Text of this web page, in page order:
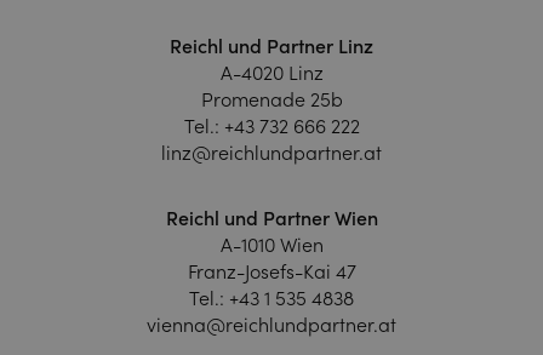
Reichl und Partner Linz
A-4020 Linz
Promenade 25b
Tel.: +43 732 666 222
linz@reichlundpartner.at
Reichl und Partner Wien
A-1010 Wien
Franz-Josefs-Kai 47
Tel.: +43 1 535 4838
vienna@reichlundpartner.at